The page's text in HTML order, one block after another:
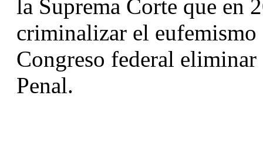
la Suprema Corte que en
criminalizar el
Congreso federal
Penal.